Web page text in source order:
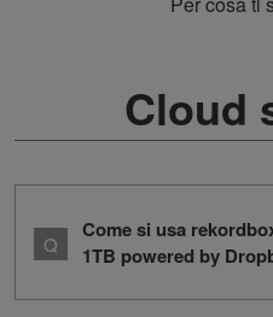
Cloud
Come si usa
1TB powered by